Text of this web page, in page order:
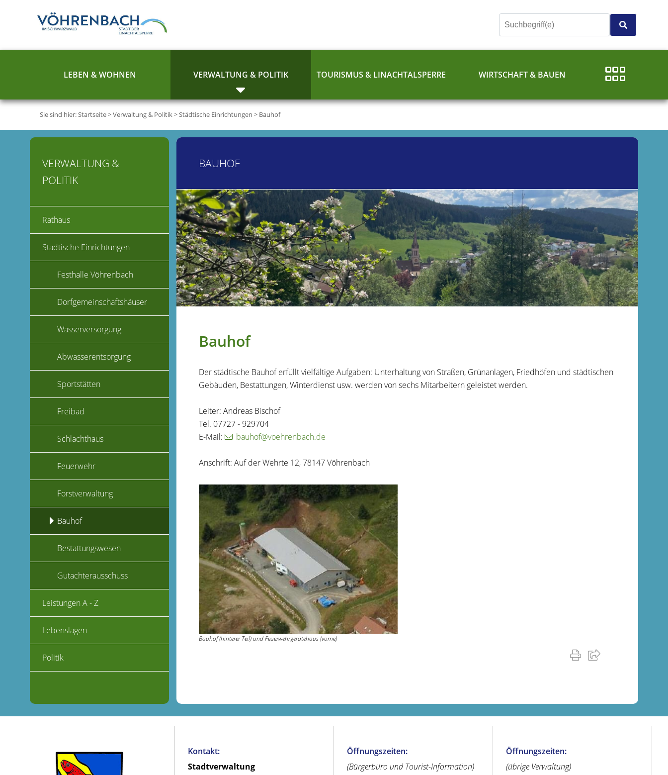
LEBEN & WOHNEN VERWALTUNG & POLITIK TOURISMUS & LINACHTALSPERRE WIRTSCHAFT & BAUEN
Sie sind hier:Startseite>Verwaltung & Politik>Städtische Einrichtungen > Bauhof
BAUHOF
Bauhof
Der städtische Bauhof erfüllt vielfältige Aufgaben: Unterhaltung von Straßen, Grünanlagen, Friedhöfen und städtischen
Gebäuden, Bestattungen, Winterdienst usw. werden von sechs Mitarbeitern geleistet werden.
Leiter: Andreas Bischof
Tel. 07727 - 929704
E-Mail:
bauhof@voehrenbach.de
Anschrift: Auf der Wehrte 12, 78147 Vöhrenbach
Bauhof (hinterer Teil) und Feuerwehrgerätehaus (vorne)
VERWALTUNG &
POLITIK
Rathaus
Städtische Einrichtungen
Festhalle Vöhrenbach
Dorfgemeinschaftshäuser
Wasserversorgung
Abwasserentsorgung
Sportstätten
Freibad
Schlachthaus
Feuerwehr
Forstverwaltung
Bauhof
Bestattungswesen
Gutachterausschuss
Leistungen A - Z
Lebenslagen
Politik
Kontakt:
Stadtverwaltung
Öffnungszeiten:
(Bürgerbüro und Tourist-Information)
Öffnungszeiten:
(übrige Verwaltung)